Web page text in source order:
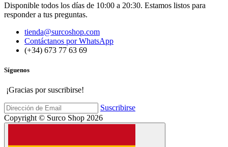
Disponible todos los días de 10:00 a 20:30. Estamos listos para
responder a tus preguntas.
tienda@surcoshop.com
Contáctanos por WhatsApp
(+34) 673 77 63 69
Síguenos
¡Gracias por suscribirse!
Suscribirse
Copyright © Surco Shop 2026